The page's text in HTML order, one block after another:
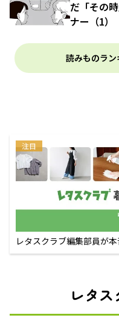
だ「その
ナー（1）
読みものラ
注目
レタスクラブ編集部員が
レタ